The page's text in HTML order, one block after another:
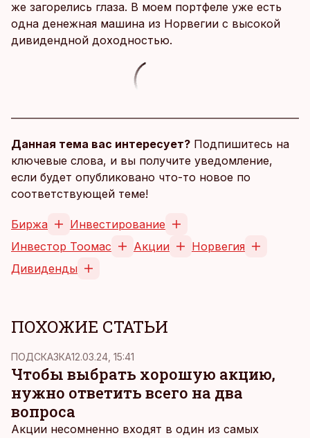
же загорелись глаза. В моем портфеле уже есть
одна денежная машина из Норвегии с высокой
дивидендной доходностью.
Данная тема вас интересует? Подпишитесь на
ключевые слова, и вы получите уведомление,
если будет опубликовано что-то новое по
соответствующей теме!
Биржа
Инвестирование
Инвестор Тоомас
Акции
Норвегия
Дивиденды
ПОХОЖИЕ СТАТЬИ
ПОДСКАЗКА12.03.24, 15:41
Чтобы выбрать хорошую акцию,
нужно ответить всего на два
вопроса
Акции несомненно входят в один из самых